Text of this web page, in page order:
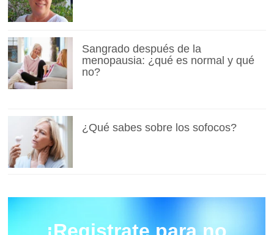
Sangrado después de la
menopausia: ¿qué es normal y qué
no?
¿Qué sabes sobre los sofocos?